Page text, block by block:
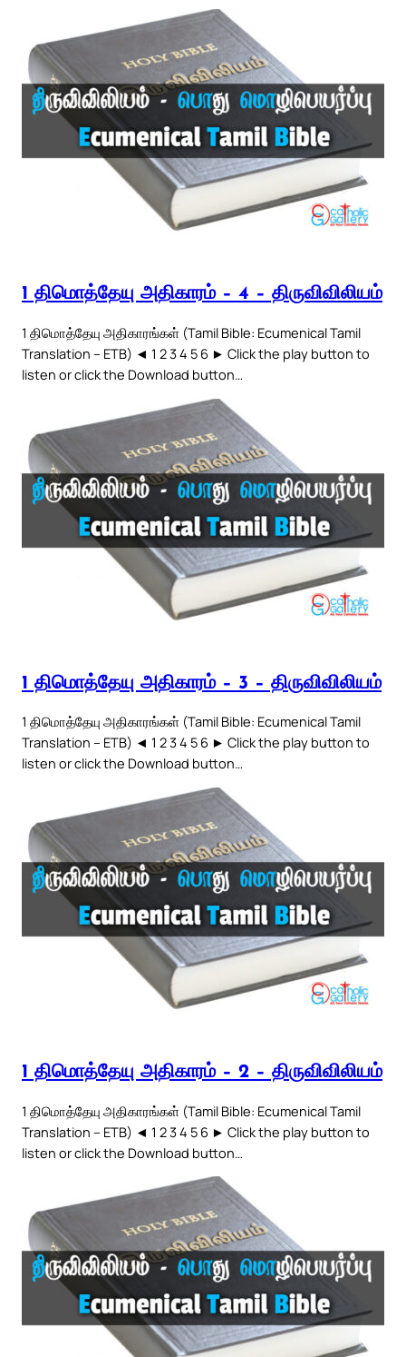
1 திமொத்தேயு அதிகாரம் – 4 – திருவிவிலியம்
1 திமொத்தேயு அதிகாரங்கள் (Tamil Bible: Ecumenical Tamil
Translation – ETB) ◄ 1 2 3 4 5 6 ► Click the play button to
listen or click the Download button…
1 திமொத்தேயு அதிகாரம் – 3 – திருவிவிலியம்
1 திமொத்தேயு அதிகாரங்கள் (Tamil Bible: Ecumenical Tamil
Translation – ETB) ◄ 1 2 3 4 5 6 ► Click the play button to
listen or click the Download button…
1 திமொத்தேயு அதிகாரம் – 2 – திருவிவிலியம்
1 திமொத்தேயு அதிகாரங்கள் (Tamil Bible: Ecumenical Tamil
Translation – ETB) ◄ 1 2 3 4 5 6 ► Click the play button to
listen or click the Download button…